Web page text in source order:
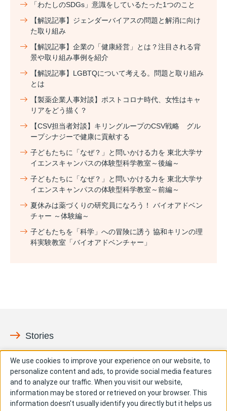
「わたしのSDGs」意識をしているたった1つのこと
【解説記事】ジェンダーバイアスの問題と解消に向け
た取り組み
【解説記事】企業の「健康経営」とは？注目される背
景や取り組み事例を紹介
【解説記事】LGBTQについて考える。問題と取り組み
とは
【製薬企業人事対談】ポストコロナ時代、女性はキャ
リアをどう描く？
【CSV担当者対談】キリングループのCSV戦略 グル
ープシナジーで健康に貢献する
子どもたちに「なぜ？」と問いかける力を 東北大学サ
イエンスキャンパスの体験型科学教室～後編～
子どもたちに「なぜ？」と問いかける力を 東北大学サ
イエンスキャンパスの体験型科学教室～前編～
夏休みは薬づくりの研究員になろう！ バイオアドベン
チャー ～体験編～
子どもたちを「科学」への冒険に誘う 協和キリンの理
科実験教室「バイオアドベンチャー」
Stories
ペイシェント イノベーション
社会との共有価値 People & Culture
成長
We use cookies to improve your experience on our website, to
personalize content and ads, to provide social media features
and to analyze our traffic. When you visit our website,
information may be stored or retrieved on your browser. This
information doesn't usually identify you directly but it helps us